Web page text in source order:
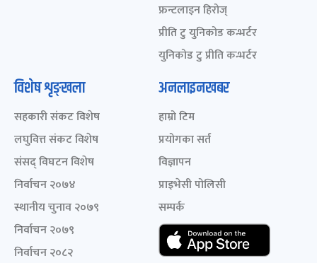
फ्रन्टलाइन हिरोज्
प्रीति टु युनिकोड कन्भर्टर
युनिकोड टु प्रीति कन्भर्टर
विशेष शृङ्खला
सहकारी संकट विशेष
लघुवित्त संकट विशेष
संसद् विघटन विशेष
निर्वाचन २०७४
स्थानीय चुनाव २०७९
निर्वाचन २०७९
निर्वाचन २०८२
अनलाइनखबर
हाम्रो टिम
प्रयोगका सर्त
विज्ञापन
प्राइभेसी पोलिसी
सम्पर्क